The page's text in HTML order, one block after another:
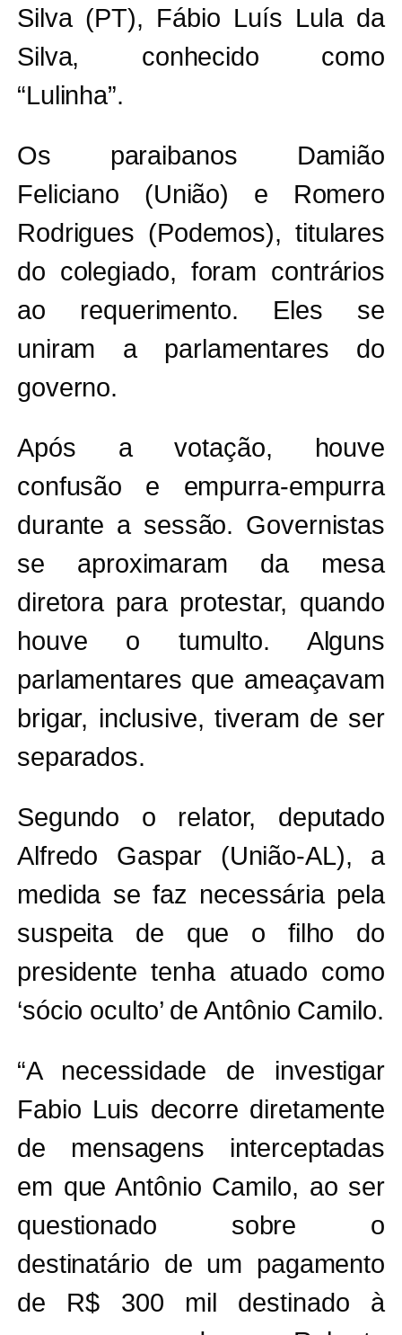
Silva (PT), Fábio Luís Lula da
Silva, conhecido como
“Lulinha”.
Os paraibanos Damião
Feliciano (União) e Romero
Rodrigues (Podemos), titulares
do colegiado, foram contrários
ao requerimento. Eles se
uniram a parlamentares do
governo.
Após a votação, houve
confusão e empurra-empurra
durante a sessão. Governistas
se aproximaram da mesa
diretora para protestar, quando
houve o tumulto. Alguns
parlamentares que ameaçavam
brigar, inclusive, tiveram de ser
separados.
Segundo o relator, deputado
Alfredo Gaspar (União-AL), a
medida se faz necessária pela
suspeita de que o filho do
presidente tenha atuado como
‘sócio oculto’ de Antônio Camilo.
“A necessidade de investigar
Fabio Luis decorre diretamente
de mensagens interceptadas
em que Antônio Camilo, ao ser
questionado sobre o
destinatário de um pagamento
de R$ 300 mil destinado à